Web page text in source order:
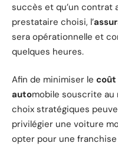
succès et qu’un contrat
prestataire choisi, l’
sera opérationnelle et
quelques heures.
Afin de minimiser le coût
automobile souscrite au
choix stratégiques
privilégier une voiture
opter pour une franchise